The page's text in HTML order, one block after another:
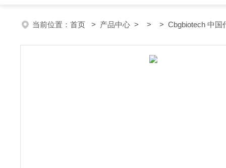
当前位置： 首页 > 产品中心 > > > Cbgbiotech 中国